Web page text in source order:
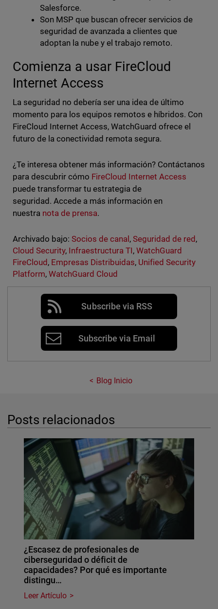
Salesforce.
Son MSP que buscan ofrecer servicios de
seguridad de avanzada a clientes que
adoptan la nube y el trabajo remoto.
Comienza a usar FireCloud
Internet Access
La seguridad no debería ser una idea de último
momento para los equipos remotos e híbridos. Con
FireCloud Internet Access, WatchGuard ofrece el
futuro de la conectividad remota segura.
¿Te interesa obtener más información? Contáctanos
para descubrir cómo FireCloud Internet Access
puede transformar tu estrategia de
seguridad. Accede a más información en
nuestra nota de prensa.
Archivado bajo: Socios de canal ,Seguridad de red ,
Cloud Security, Infraestructura TI,WatchGuard
FireCloud , Empresas Distribuidas, Unified Security
Platform, WatchGuard Cloud
Subscribe via RSS
Subscribe via Email
Blog Inicio
Posts relacionados
¿Escasez de profesionales de
ciberseguridad o déficit de
capacidades? Por qué es importante
distingu…
Leer Artículo